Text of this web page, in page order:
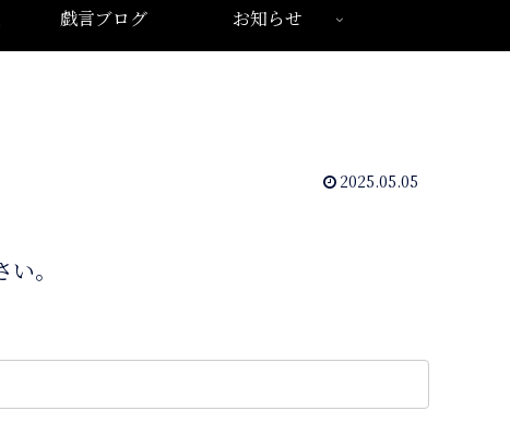
戯言ブログ お知らせ
2025.05.05
。